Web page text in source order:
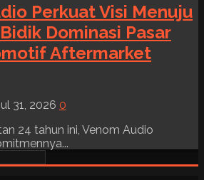
Perkuat Visi Menuju
Dominasi Pasar
Aftermarket
31, 2026 0
24 tahun ini, Venom Audio